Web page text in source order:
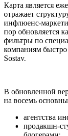
Карта является
отражает
инфлюенс-
пор обновляется
фильтры по
компаниям быстро
Sostav.
В обновленной
на восемь
агентства
продакшн-